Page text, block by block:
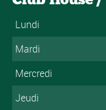
Lundi
Mardi
Mercredi
Jeudi